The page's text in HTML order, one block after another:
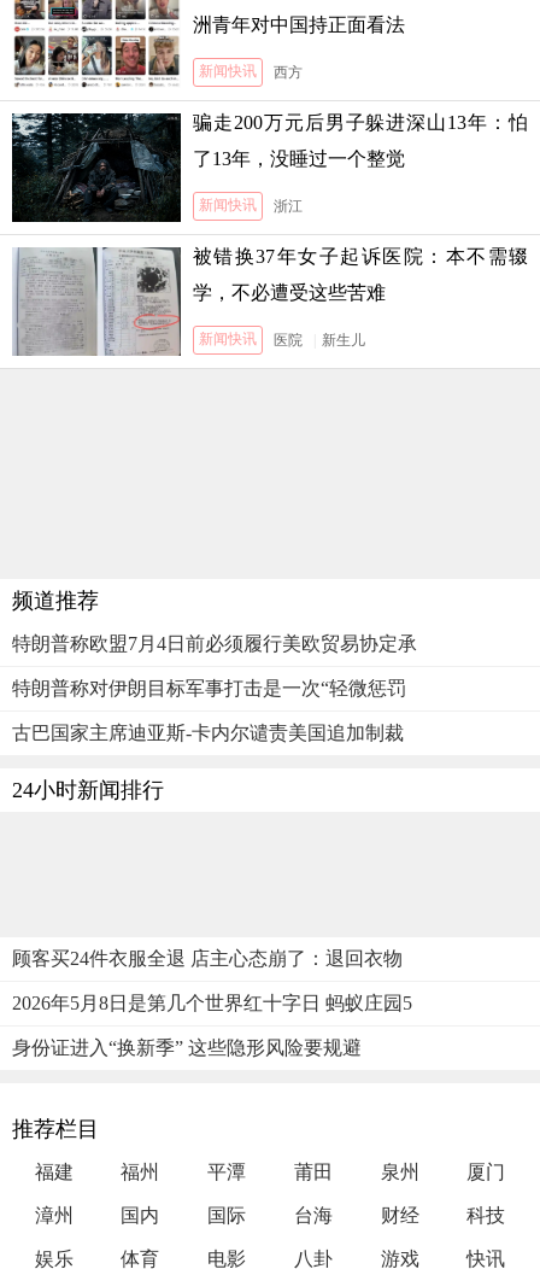
洲青年对中国持正面看法
新闻快讯 西方
骗走200万元后男子躲进深山13年：怕
了13年，没睡过一个整觉
新闻快讯 浙江
被错换37年女子起诉医院：本不需辍
学，不必遭受这些苦难
新闻快讯 医院 新生儿
频道推荐
特朗普称欧盟7月4日前必须履行美欧贸易协定承
特朗普称对伊朗目标军事打击是一次“轻微惩罚
古巴国家主席迪亚斯-卡内尔谴责美国追加制裁
24小时新闻排行
顾客买24件衣服全退 店主心态崩了：退回衣物
2026年5月8日是第几个世界红十字日 蚂蚁庄园5
身份证进入“换新季” 这些隐形风险要规避
推荐栏目
福建 福州 平潭 莆田 泉州 厦门
漳州 国内 国际 台海 财经 科技
娱乐 体育 电影 八卦 游戏 快讯